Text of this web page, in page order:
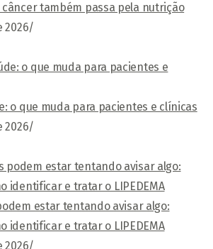
câncer também passa pela nutrição
2026/
o que muda para pacientes e clínicas
2026/
estar tentando avisar algo:
identificar e tratar o LIPEDEMA
2026/